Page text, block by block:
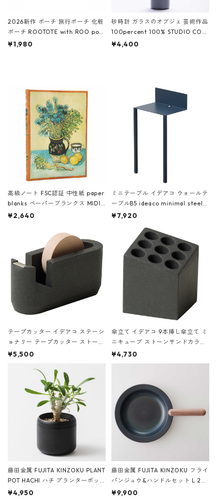
2026新作 ポーチ 旅行ポーチ 化粧
ポーチ ROOTOTE with ROO pou
ch 3532 ルートート WR.ポーチ.ラ
¥1,980
砂時計 ガラスのオブジェ 芸術作品
100percent 100% STUDIO COH
AKU Timeless 100パーセント ス
¥4,400
高級ノート FSC認証 中性紙 paper
blanks ペーパーブランクス MIDI
ハードカバー 罫線 ヴァン・ゴッホ
¥2,640
ミニテーブル イデアコ ウォールテ
ーブルB5 ideaco minimal steel f
urniture WALL Table B5 ネイビー
¥7,920
テープカッター イデアコ ステーシ
ョナリー テープカッター ストーン
サンドカラー 石調 ideaco Station
¥5,500
傘立て イデアコ 9本挿し傘立て ミ
ニキューブ ストーンサンドカラー
石調 ideaco Umbrella Stand CUB
E ストーンサンドブラック
¥4,730
藤田金属 FUJITA KINZOKU PLANT
POT HACHI ハチ プランターポッ
ト 3号 ブラック
¥4,950
藤田金属 FUJITA KINZOKU フライ
パンジュウ&ハンドルセット L 24c
m ガス火・IH対応 鉄フライパン
¥9,900